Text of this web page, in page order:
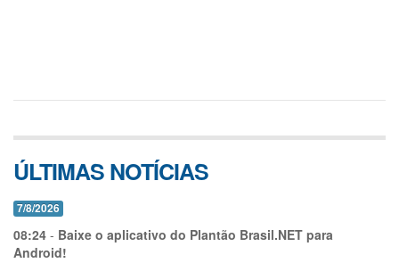
ÚLTIMAS NOTÍCIAS
7/8/2026
08:24 - Baixe o aplicativo do Plantão Brasil.NET para
Android!